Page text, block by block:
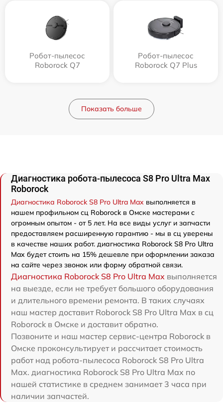
Робот-пылесос
Roborock Q7
Робот-пылесос
Roborock Q7 Plus
Показать больше
Диагностика робота-пылесоса S8 Pro Ultra Max
Roborock
Диагностика Roborock S8 Pro Ultra Max выполняется в
нашем профильном сц Roborock в Омске мастерами с
огромным опытом - от 5 лет. На все виды услуг и запчасти
предоставляем расширенную гарантию - мы в сц уверены
в качестве наших работ. диагностика Roborock S8 Pro Ultra
Max будет стоить на 15% дешевле при оформлении заказа
на сайте через звонок или форму обратной связи.
Диагностика Roborock S8 Pro Ultra Max выполняется
на выезде, если не требует большого оборудования
и длительного времени ремонта. В таких случаях
наш мастер доставит Roborock S8 Pro Ultra Max в сц
Roborock в Омске и доставит обратно.
Позвоните и наш мастер сервис-центра Roborock в
Омске проконсультирует и рассчитает стоимость
работ над робота-пылесоса Roborock S8 Pro Ultra
Max. диагностика Roborock S8 Pro Ultra Max по
нашей статистике в среднем занимает 3 часа при
наличии запчастей.